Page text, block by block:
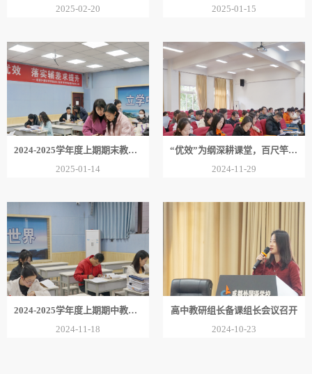
2025-02-20
2025-01-15
2024-2025学年度上期期末教案检查（高中）
2025-01-14
“优效”为纲深耕课堂，百尺竿头更进一步——高中教研组长备课组
2024-11-29
2024-2025学年度上期期中教案检查（高中）
2024-11-18
高中教研组长备课组长会议召开
2024-10-23